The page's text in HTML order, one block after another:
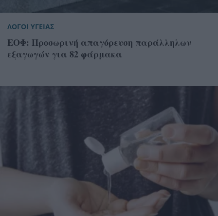
ΛΟΓΟΙ ΥΓΕΙΑΣ
ΕΟΦ: Προσωρινή απαγόρευση παράλληλων
εξαγωγών για 82 φάρμακα